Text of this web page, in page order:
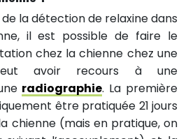
de la détection de relaxine dans
il est possible de faire le
chez la chienne chez une
avoir recours à une
radiographie. La première
être pratiquée 21 jours
chienne (mais en pratique, on